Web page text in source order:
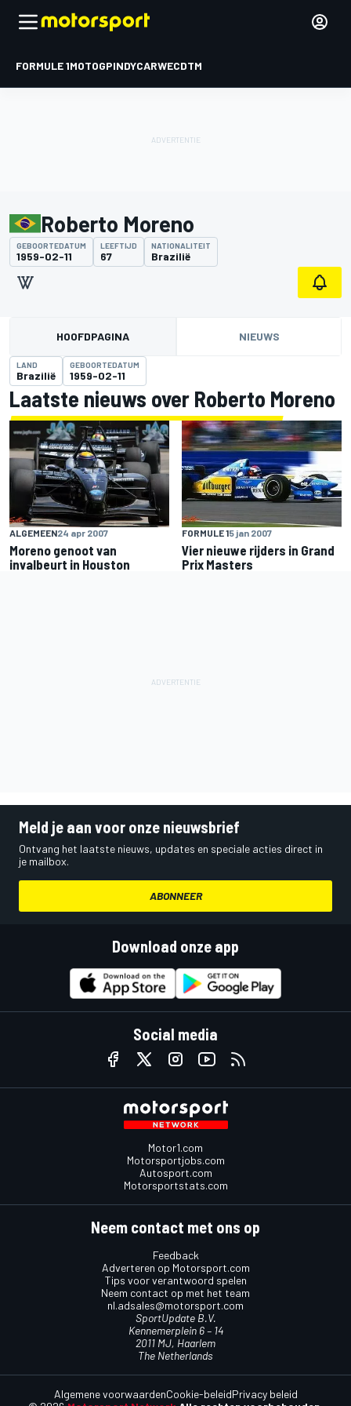
FORMULE 1MOTOGPINDYCARWECDTM
Roberto Moreno
GEBOORTEDATUM
1959-02-11
LEEFTIJD
67
NATIONALITEIT
Brazilië
HOOFDPAGINA NIEUWS
LAND
Brazilië
GEBOORTEDATUM
1959-02-11
Laatste nieuws over Roberto Moreno
ALGEMEEN24 apr 2007
Moreno genoot van
invalbeurt in Houston
FORMULE 15 jan 2007
Vier nieuwe rijders in Grand
Prix Masters
Meld je aan voor onze nieuwsbrief
Ontvang het laatste nieuws, updates en speciale acties direct in
je mailbox.
ABONNEER
Download onze app
Social media
Motor1.com
Motorsportjobs.com
Autosport.com
Motorsportstats.com
Neem contact met ons op
Feedback
Adverteren op Motorsport.com
Tips voor verantwoord spelen
Neem contact op met het team
nl.adsales@motorsport.com
SportUpdate B.V.
Kennemerplein 6 – 14
2011 MJ, Haarlem
The Netherlands
Algemene voorwaardenCookie-beleidPrivacy beleid